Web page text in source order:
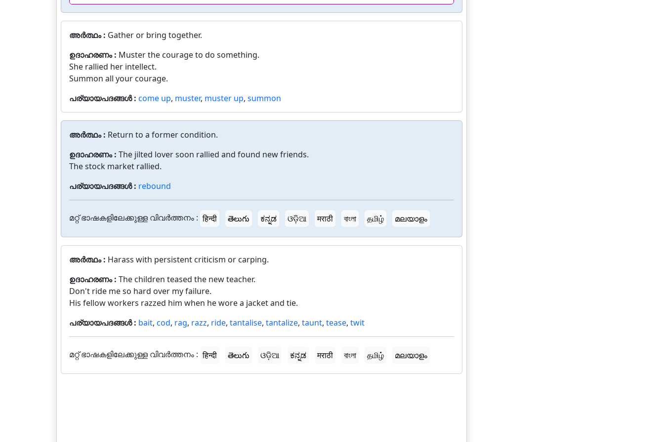
അർത്ഥം : Gather or bring together.
ഉദാഹരണം : Muster the courage to do something.
She rallied her intellect.
Summon all your courage.
പര്യായപദങ്ങൾ : come up, muster, muster up, summon
അർത്ഥം : Return to a former condition.
ഉദാഹരണം : The jilted lover soon rallied and found new friends.
The stock market rallied.
പര്യായപദങ്ങൾ : rebound
മറ്റ് ഭാഷകളിലേക്കുള്ള വിവർത്തനം : हिन्दी తెలుగు ಕನ್ನಡ ଓଡ଼ିଆ मराठी বাংলা தமிழ் മലയാളം
അർത്ഥം : Harass with persistent criticism or carping.
ഉദാഹരണം : The children teased the new teacher.
Don't ride me so hard over my failure.
His fellow workers razzed him when he wore a jacket and tie.
പര്യായപദങ്ങൾ : bait, cod, rag, razz, ride, tantalise, tantalize, taunt, tease, twit
മറ്റ് ഭാഷകളിലേക്കുള്ള വിവർത്തനം : हिन्दी తెలుగు ଓଡ଼ିଆ ಕನ್ನಡ मराठी বাংলা தமிழ் മലയാളം